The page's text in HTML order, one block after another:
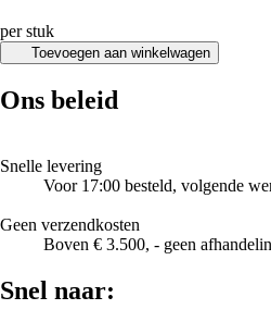
per stuk
Toevoegen aan winkelwagen
Ons beleid
Snelle levering
Voor 17:00 besteld, volgende
Geen verzendkosten
Boven € 3.500, - geen
Snel naar: